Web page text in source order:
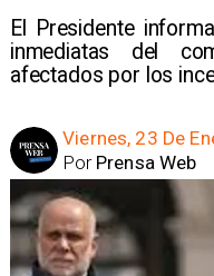
El Presidente
inmediatas del
afectados por los
Viernes, 23 De
Prensa Web
Por